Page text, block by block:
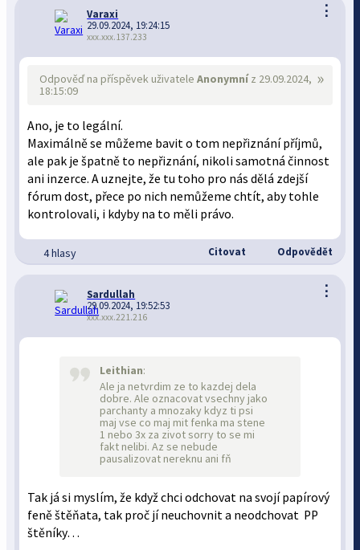
⋮
Varaxi
29.09.2024, 19:24:15
xxx.xxx.137.233
»
Odpověď na příspěvek uživateleAnonymníz 29.09.2024,
18:15:09
Ano, je to legální.
Maximálně se můžeme bavit o tom nepřiznání příjmů,
ale pak je špatně to nepřiznání, nikoli samotná činnost
ani inzerce. A uznejte, že tu toho pro nás dělá zdejší
fórum dost, přece po nich nemůžeme chtít, aby tohle
kontrolovali, i kdyby na to měli právo.
4 hlasy Citovat Odpovědět
⋮
Sardullah
29.09.2024, 19:52:53
xxx.xxx.221.216
Leithian:
Ale ja netvrdim ze to kazdej dela
dobre. Ale oznacovat vsechny jako
parchanty a mnozaky kdyz ti psi
maj vse co maj mit fenka ma stene
1 nebo 3x za zivot sorry to se mi
fakt nelibi. Az se nebude
pausalizovat nereknu ani fň
Tak já si myslím, že když chci odchovat na svojí papírový
feně štěňata, tak proč jí neuchovnit a neodchovat PP
štěníky…